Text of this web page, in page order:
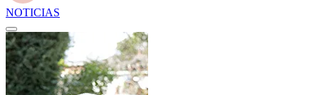
NOTICIAS